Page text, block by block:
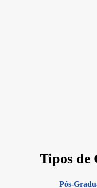
Tipos de
Pós-